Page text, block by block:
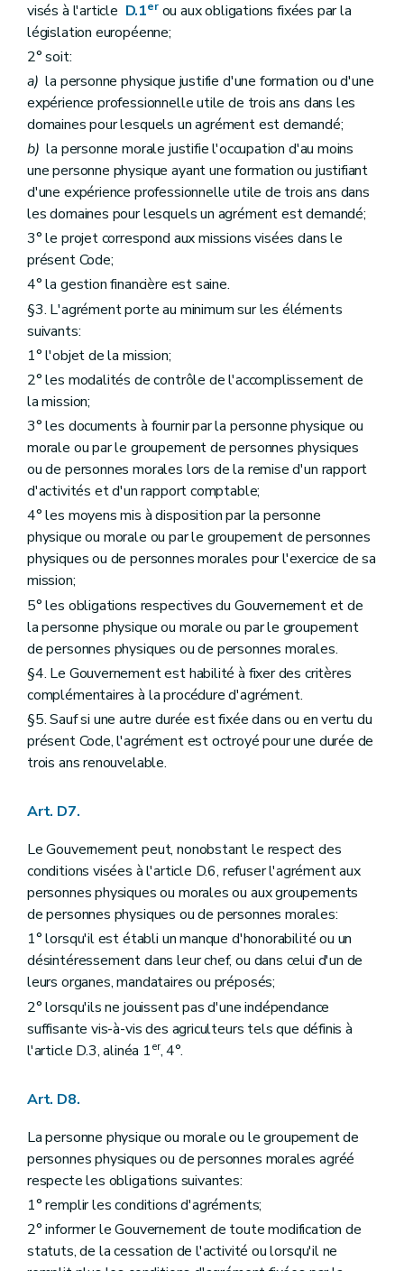
Art. D407
Art. D408
Art. D409
Chapitre II
Art. D410
Art. D411
Art. D412
Art. D413
Art. D414
Art. D415
Art. D416
Art. D417
Chapitre III Dispositions abrogatoires
Art. D418
Chapitre IV
Art. D419
Art. D420
Art. D421
Art. D422
Art. D423
Art. D424
Art. D425
Chapitre V Disposition finale
Art. D426
Annexe
visés à l'article D.1erou aux obligations fixées par la
législation européenne;
2° soit:
a) la personne physique justifie d'une formation ou d'une
expérience professionnelle utile de trois ans dans les
domaines pour lesquels un agrément est demandé;
b) la personne morale justifie l'occupation d'au moins
une personne physique ayant une formation ou justifiant
d'une expérience professionnelle utile de trois ans dans
les domaines pour lesquels un agrément est demandé;
3° le projet correspond aux missions visées dans le
présent Code;
4° la gestion financière est saine.
§3. L'agrément porte au minimum sur les éléments
suivants:
1° l'objet de la mission;
2° les modalités de contrôle de l'accomplissement de
la mission;
3° les documents à fournir par la personne physique ou
morale ou par le groupement de personnes physiques
ou de personnes morales lors de la remise d'un rapport
d'activités et d'un rapport comptable;
4° les moyens mis à disposition par la personne
physique ou morale ou par le groupement de personnes
physiques ou de personnes morales pour l'exercice de sa
mission;
5° les obligations respectives du Gouvernement et de
la personne physique ou morale ou par le groupement
de personnes physiques ou de personnes morales.
§4. Le Gouvernement est habilité à fixer des critères
complémentaires à la procédure d'agrément.
§5. Sauf si une autre durée est fixée dans ou en vertu du
présent Code, l'agrément est octroyé pour une durée de
trois ans renouvelable.
Art. D7.
Le Gouvernement peut, nonobstant le respect des
conditions visées à l'article D.6, refuser l'agrément aux
personnes physiques ou morales ou aux groupements
de personnes physiques ou de personnes morales:
1° lorsqu'il est établi un manque d'honorabilité ou un
désintéressement dans leur chef, ou dans celui d'un de
leurs organes, mandataires ou préposés;
2° lorsqu'ils ne jouissent pas d'une indépendance
suffisante vis-à-vis des agriculteurs tels que définis à
l'article D.3, alinéa 1er, 4°.
Art. D8.
La personne physique ou morale ou le groupement de
personnes physiques ou de personnes morales agréé
respecte les obligations suivantes:
1° remplir les conditions d'agréments;
2° informer le Gouvernement de toute modification de
statuts, de la cessation de l'activité ou lorsqu'il ne